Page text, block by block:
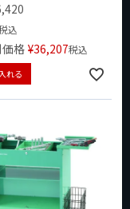
込
格¥36,207税込
れる